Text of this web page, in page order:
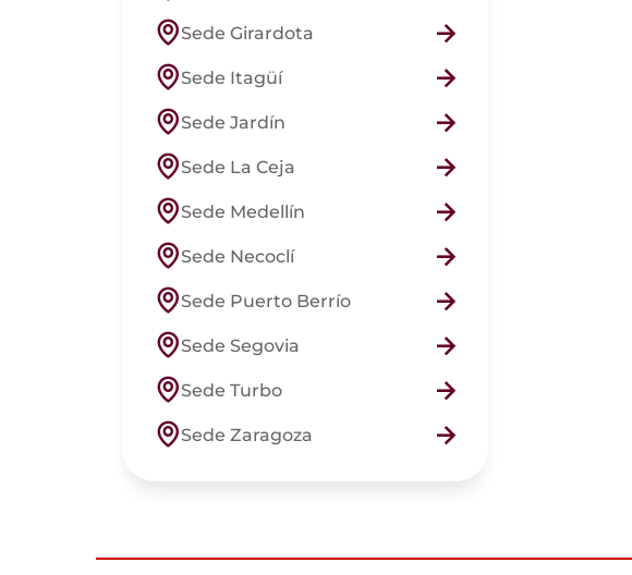
Sede Girardota
Sede Itagüí
Sede Jardín
Sede La Ceja
Sede Medellín
Sede Necoclí
Sede Puerto Berrío
Sede Segovia
Sede Turbo
Sede Zaragoza